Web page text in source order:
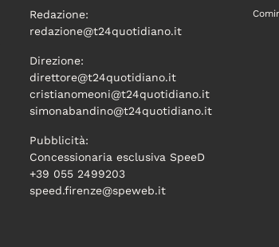
Redazione:
redazione@t24quotidiano.it
Direzione:
direttore@t24quotidiano.it
cristianomeoni@t24quotidiano.it
simonabandino@t24quotidiano.it
Pubblicità:
Concessionaria esclusiva SpeeD
+39 055 2499203
speed.firenze@speweb.it